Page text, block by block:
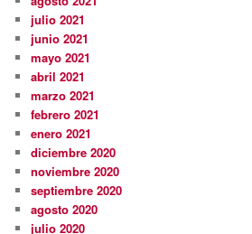
julio 2021
junio 2021
mayo 2021
abril 2021
marzo 2021
febrero 2021
enero 2021
diciembre 2020
noviembre 2020
septiembre 2020
agosto 2020
julio 2020